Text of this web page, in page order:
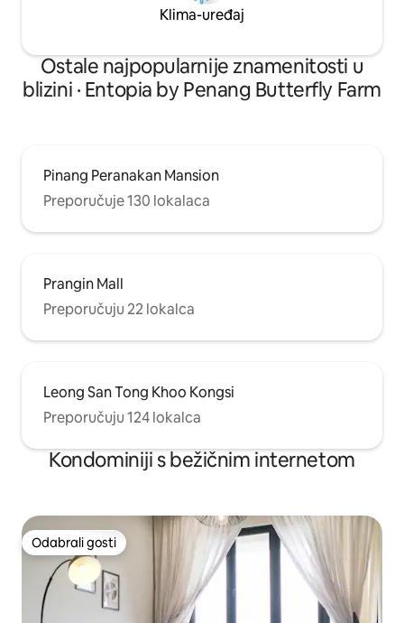
Klima-uređaj
Ostale najpopularnije znamenitosti u
blizini · Entopia by Penang Butterfly Farm
Pinang Peranakan Mansion
Preporučuje 130 lokalaca
Prangin Mall
Preporučuju 22 lokalca
Leong San Tong Khoo Kongsi
Preporučuju 124 lokalca
Kondominiji s bežičnim internetom
Odabrali gosti
Odabrali gosti